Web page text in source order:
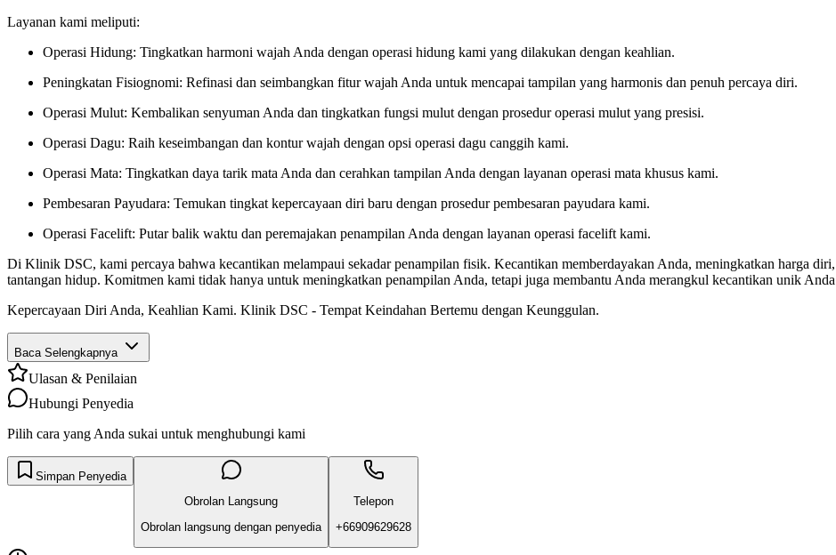
Layanan kami meliputi:
Operasi Hidung: Tingkatkan harmoni wajah Anda dengan operasi hidung kami yang dilakukan dengan keahlian.
Peningkatan Fisiognomi: Refinasi dan seimbangkan fitur wajah Anda untuk mencapai tampilan yang harmonis dan penuh percaya diri.
Operasi Mulut: Kembalikan senyuman Anda dan tingkatkan fungsi mulut dengan prosedur operasi mulut yang presisi.
Operasi Dagu: Raih keseimbangan dan kontur wajah dengan opsi operasi dagu canggih kami.
Operasi Mata: Tingkatkan daya tarik mata Anda dan cerahkan tampilan Anda dengan layanan operasi mata khusus kami.
Pembesaran Payudara: Temukan tingkat kepercayaan diri baru dengan prosedur pembesaran payudara kami.
Operasi Facelift: Putar balik waktu dan peremajakan penampilan Anda dengan layanan operasi facelift kami.
Di Klinik DSC, kami percaya bahwa kecantikan melampaui sekadar penampilan fisik. Kecantikan memberdayakan Anda, meningkatkan harga
tantangan hidup. Komitmen kami tidak hanya untuk meningkatkan penampilan Anda, tetapi juga membantu Anda merangkul kecantikan unik
Kepercayaan Diri Anda, Keahlian Kami. Klinik DSC - Tempat Keindahan Bertemu dengan Keunggulan.
Baca Selengkapnya
Ulasan & Penilaian
Hubungi Penyedia
Pilih cara yang Anda sukai untuk menghubungi kami
Simpan Penyedia
Obrolan Langsung
Obrolan langsung dengan penyedia
Telepon
+66909629628